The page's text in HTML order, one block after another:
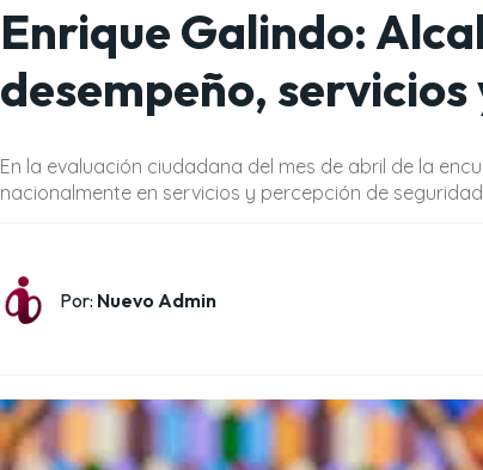
Enrique Galindo:
desempeño,
En la evaluación ciudadana del mes de abril de la
nacionalmente en servicios y percepción de
Por: Nuevo Admin